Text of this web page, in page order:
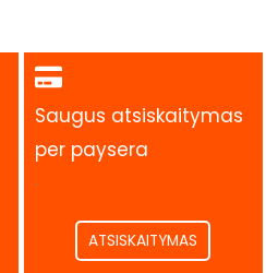
Saugus atsiskaitymas
per paysera
.
ATSISKAITYMAS